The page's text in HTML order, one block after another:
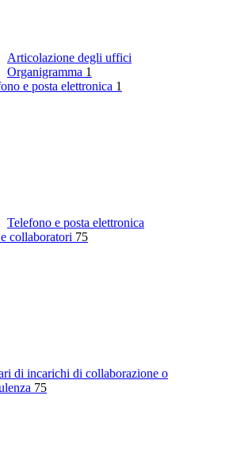
Articolazione degli uffici
Organigramma 1
e posta elettronica 1
Telefono e posta elettronica
collaboratori 75
di incarichi di collaborazione o
75